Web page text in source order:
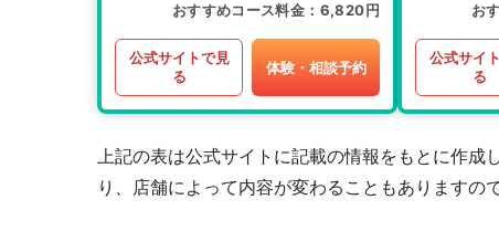
おすすめコース料金 6,820円
公式サイトで見
る
体験・相談予約
お
公式サイ
る
上記の表は公式サイトに記載の情報をもとに作成
り、店舗によって内容が変わることもありますの